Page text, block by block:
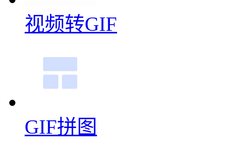
视频转GIF
GIF拼图